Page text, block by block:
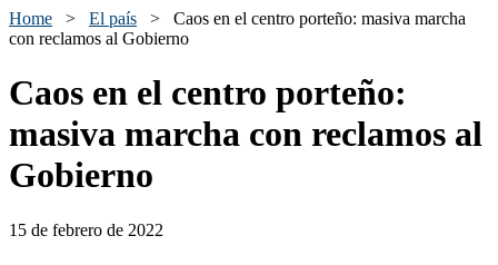
Home > El país > Caos en el centro porteño: masiva marcha
con reclamos al Gobierno
Caos en el centro porteño:
masiva marcha con reclamos al
Gobierno
15 de febrero de 2022